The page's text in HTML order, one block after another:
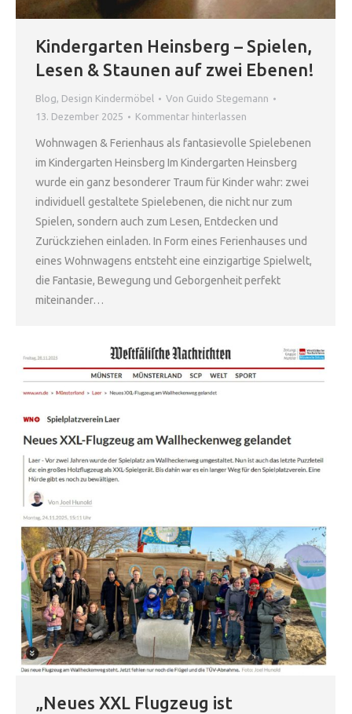
Kindergarten Heinsberg – Spielen,
Lesen & Staunen auf zwei Ebenen!
Blog, Design Kindermöbel Von Guido Stegemann
13. Dezember 2025
Kommentar hinterlassen
Wohnwagen & Ferienhaus als fantasievolle Spielebenen
im Kindergarten Heinsberg Im Kindergarten Heinsberg
wurde ein ganz besonderer Traum für Kinder wahr: zwei
individuell gestaltete Spielebenen, die nicht nur zum
Spielen, sondern auch zum Lesen, Entdecken und
Zurückziehen einladen. In Form eines Ferienhauses und
eines Wohnwagens entsteht eine einzigartige Spielwelt,
die Fantasie, Bewegung und Geborgenheit perfekt
miteinander…
„Neues XXL Flugzeug ist